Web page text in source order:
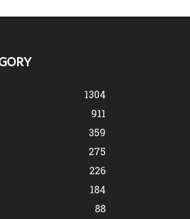
1304
911
359
275
226
184
88